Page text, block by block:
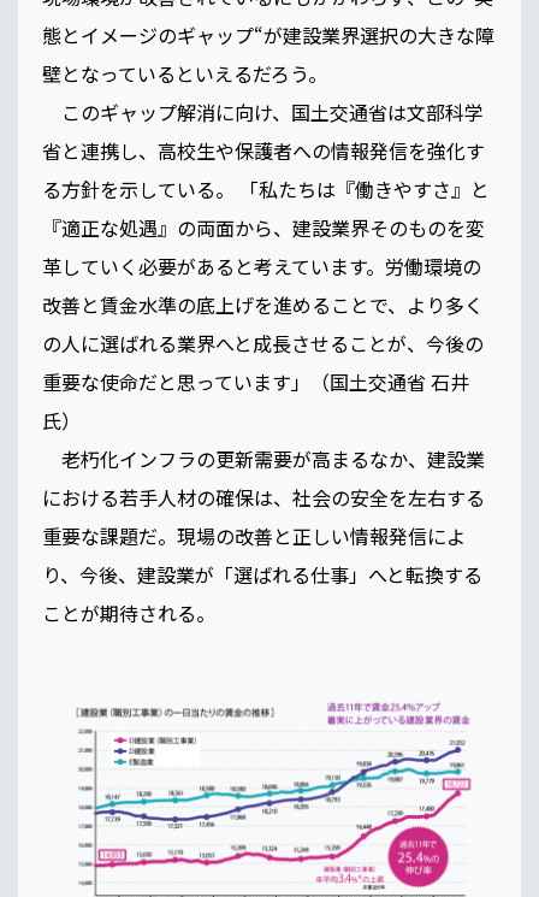
態とイメージのギャップ“が建設業界選択の大きな障
壁となっているといえるだろう。
このギャップ解消に向け、国土交通省は文部科学
省と連携し、高校生や保護者への情報発信を強化す
る方針を示している。 「私たちは『働きやすさ』と
『適正な処遇』の両面から、建設業界そのものを変
革していく必要があると考えています。労働環境の
改善と賃金水準の底上げを進めることで、より多く
の人に選ばれる業界へと成長させることが、今後の
重要な使命だと思っています」（国土交通省 石井
氏）
老朽化インフラの更新需要が高まるなか、建設業
における若手人材の確保は、社会の安全を左右する
重要な課題だ。現場の改善と正しい情報発信によ
り、今後、建設業が「選ばれる仕事」へと転換する
ことが期待される。